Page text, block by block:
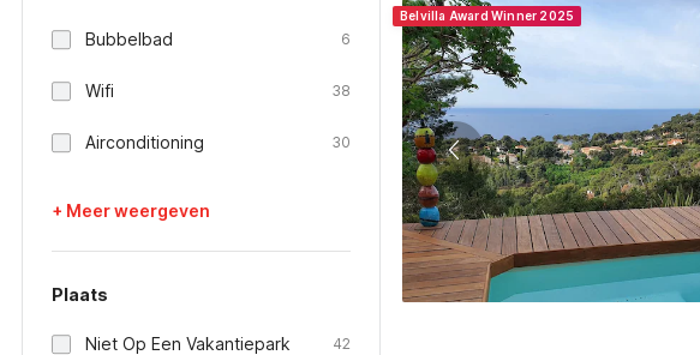
Bubbelbad 6
Wifi 38
Airconditioning 30
+ Meer weergeven
Plaats
Niet Op Een Vakantiepark 42
Belvilla Award Winner 2025